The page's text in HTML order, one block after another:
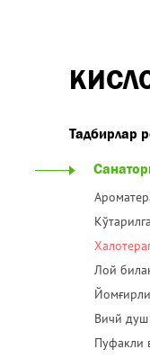
Тадбирлар
Лой
Вичй душ
Пуфакли